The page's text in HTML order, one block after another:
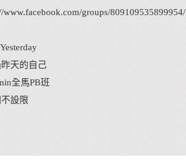
www.facebook.com/groups/809109535899954/
天的自己
全馬PB班
設限